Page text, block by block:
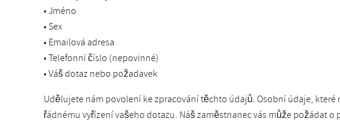
• Jméno
• Sex
• Emailová adresa
• Telefonní číslo (nepovinné)
• Váš dotaz nebo požadavek
Udělujete nám povolení ke zpracování těchto údajů. Osobní údaje,
řádnému vyřízení vašeho dotazu. Náš zaměstnanec vás může požádat